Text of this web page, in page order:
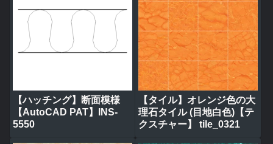
【ハッチング】断面模様
【AutoCAD PAT】INS-
5550
【タイル】オレンジ色の大
理石タイル (目地白色)【テ
クスチャー】 tile_0321